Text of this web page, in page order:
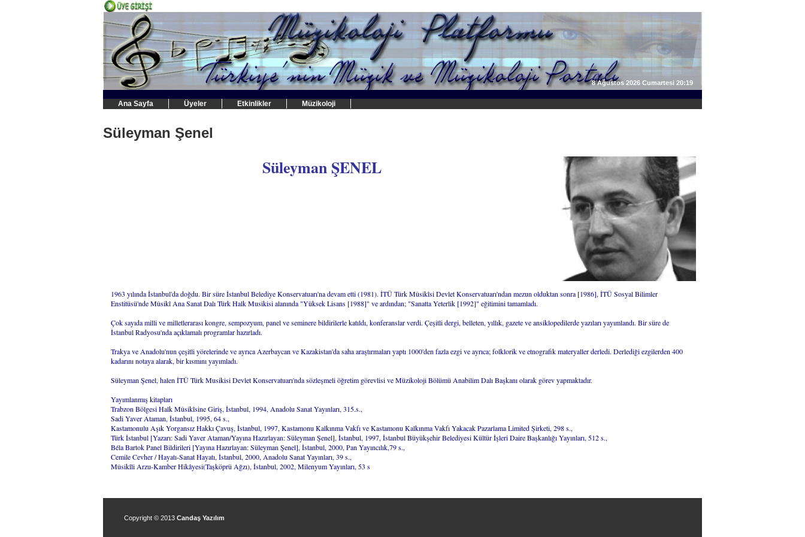
8 Ağustos 2026 Cumartesi 20:19
Ana Sayfa Üyeler Etkinlikler Müzikoloji
Süleyman Şenel
Süleyman ŞENEL
1963 yılında İstanbul'da doğdu. Bir süre İstanbul Belediye Konservatuarı'na devam etti (1981). İTÜ Türk Mûsikîsi Devlet Konservatuarı'ndan mezun olduktan sonra [1986], İTÜ Sosyal Bilimler
Enstitüsü'nde Mûsikî Ana Sanat Dalı Türk Halk Musikisi alanında "Yüksek Lisans [1988]" ve ardından; "Sanatta Yeterlik [1992]" eğitimini tamamladı.
Çok sayıda milli ve milletlerarası kongre, sempozyum, panel ve seminere bildirilerle katıldı, konferanslar verdi. Çeşitli dergi, belleten, yıllık, gazete ve ansiklopedilerde yazıları yayımlandı. Bir süre de
İstanbul Radyosu'nda açıklamalı programlar hazırladı.
Trakya ve Anadolu'nun çeşitli yörelerinde ve ayrıca Azerbaycan ve Kazakistan'da saha araştırmaları yaptı 1000'den fazla ezgi ve ayrıca; folklorik ve etnografik materyaller derledi. Derlediği ezgilerden 400
kadarını notaya alarak, bir kısmını yayımladı.
Süleyman Şenel, halen İTÜ Türk Musikisi Devlet Konservatuarı'nda sözleşmeli öğretim görevlisi ve Müzikoloji Bölümü Anabilim Dalı Başkanı olarak görev yapmaktadır.
Yayımlanmış kitapları
Trabzon Bölgesi Halk Mûsikîsine Giriş, İstanbul, 1994, Anadolu Sanat Yayınları, 315.s.,
Sadi Yaver Ataman, İstanbul, 1995, 64 s.,
Kastamonulu Aşık Yorgansız Hakkı Çavuş, İstanbul, 1997, Kastamonu Kalkınma Vakfı ve Kastamonu Kalkınma Vakfı Yakacak Pazarlama Limited Şirketi, 298 s.,
Türk İstanbul [Yazarı: Sadi Yaver Ataman/Yayına Hazırlayan: Süleyman Şenel], İstanbul, 1997, İstanbul Büyükşehir Belediyesi Kültür İşleri Daire Başkanlığı Yayınları, 512 s.,
Béla Bartok Panel Bildirileri [Yayına Hazırlayan: Süleyman Şenel], İstanbul, 2000, Pan Yayıncılık,79 s.,
Cemile Cevher / Hayatı-Sanat Hayatı, İstanbul, 2000, Anadolu Sanat Yayınları, 39 s.,
Mûsikîli Arzu-Kamber Hikâyesi(Taşköprü Ağzı), İstanbul, 2002, Milenyum Yayınları, 53 s
Copyright © 2013 Candaş Yazılım